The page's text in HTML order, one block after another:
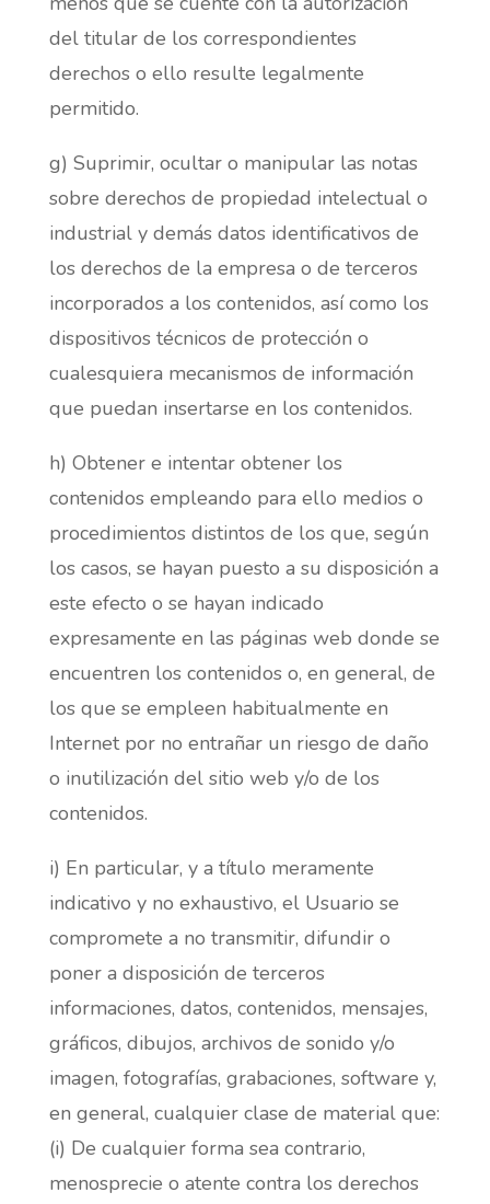
del titular de los correspondientes
derechos o ello resulte legalmente
permitido.
g) Suprimir, ocultar o manipular las notas
sobre derechos de propiedad intelectual o
industrial y demás datos identificativos de
los derechos de la empresa o de terceros
incorporados a los contenidos, así como los
dispositivos técnicos de protección o
cualesquiera mecanismos de información
que puedan insertarse en los contenidos.
h) Obtener e intentar obtener los
contenidos empleando para ello medios o
procedimientos distintos de los que, según
los casos, se hayan puesto a su disposición a
este efecto o se hayan indicado
expresamente en las páginas web donde se
encuentren los contenidos o, en general, de
los que se empleen habitualmente en
Internet por no entrañar un riesgo de daño
o inutilización del sitio web y/o de los
contenidos.
i) En particular, y a título meramente
indicativo y no exhaustivo, el Usuario se
compromete a no transmitir, difundir o
poner a disposición de terceros
informaciones, datos, contenidos, mensajes,
gráficos, dibujos, archivos de sonido y/o
imagen, fotografías, grabaciones, software y,
en general, cualquier clase de material que:
(i) De cualquier forma sea contrario,
menosprecie o atente contra los derechos